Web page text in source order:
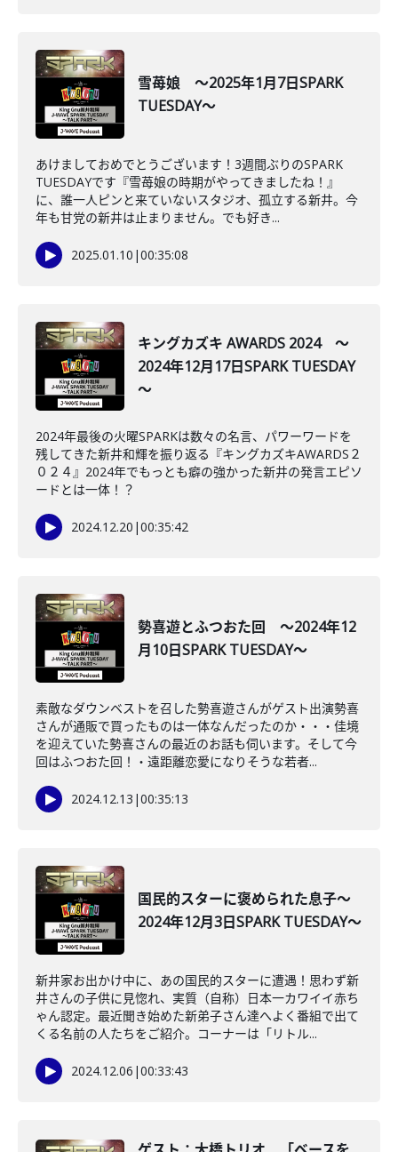
雪苺娘 ～2025年1月7日SPARK
TUESDAY～
あけましておめでとうございます！3週間ぶりのSPARK
TUESDAYです『雪苺娘の時期がやってきましたね！』
に、誰一人ピンと来ていないスタジオ、孤立する新井。今
年も甘党の新井は止まりません。でも好き...
2025.01.10 |00:35:08
キングカズキ AWARDS 2024 ～
2024年12月17日SPARK TUESDAY
～
2024年最後の火曜SPARKは数々の名言、パワーワードを
残してきた新井和輝を振り返る『キングカズキAWARDS２
０２４』2024年でもっとも癖の強かった新井の発言エピソ
ードとは一体！？
2024.12.20 |00:35:42
勢喜遊とふつおた回 ～2024年12
月10日SPARK TUESDAY～
素敵なダウンベストを召した勢喜遊さんがゲスト出演勢喜
さんが通販で買ったものは一体なんだったのか・・・佳境
を迎えていた勢喜さんの最近のお話も伺います。そして今
回はふつおた回！・遠距離恋愛になりそうな若者...
2024.12.13 |00:35:13
国民的スターに褒められた息子～
2024年12月3日SPARK TUESDAY～
新井家お出かけ中に、あの国民的スターに遭遇！思わず新
井さんの子供に見惚れ、実質（自称）日本一カワイイ赤ち
ゃん認定。最近聞き始めた新弟子さん達へよく番組で出て
くる名前の人たちをご紹介。コーナーは「リトル...
2024.12.06 |00:33:43